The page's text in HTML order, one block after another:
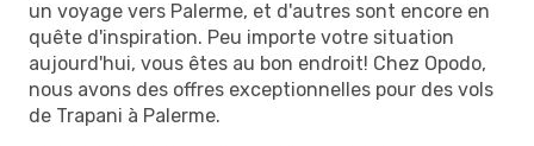
un voyage vers Palerme, et d'autres sont encore en
quête d'inspiration. Peu importe votre situation
aujourd'hui, vous êtes au bon endroit! Chez Opodo,
nous avons des offres exceptionnelles pour des vols
de Trapani à Palerme.